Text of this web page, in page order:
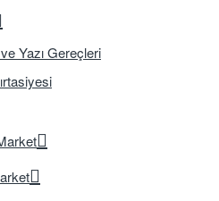
Yazı Gereçleri